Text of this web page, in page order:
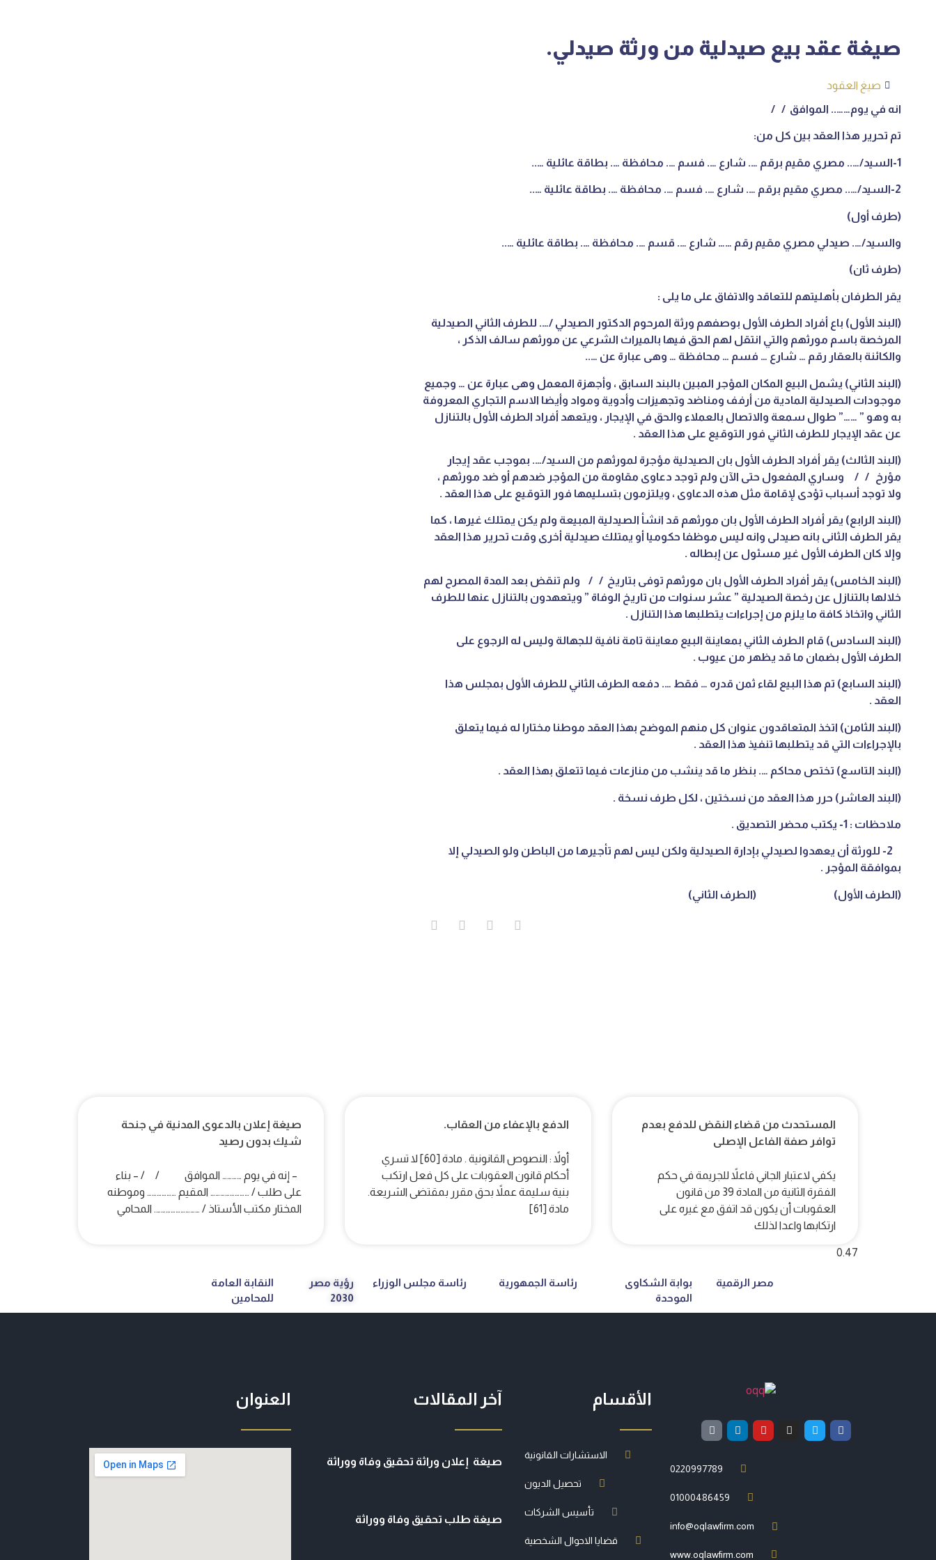
صيغة عقد بيع صيدلية من ورثة صيدلي.
صيغ العقود
انه في يوم…….. الموافق / /
تم تحرير هذا العقد بين كل من:
1-السيد/….. مصري مقيم برقم …. شارع …. فسم …. محافظة …. بطاقة عائلية …..
2-السيد/….. مصري مقيم برقم …. شارع …. فسم …. محافظة …. بطاقة عائلية …..
(طرف أول)
والسيد/…. صيدلي مصري مقيم رقم …… شارع …. قسم …. محافظة …. بطاقة عائلية …..
(طرف ثان)
يقر الطرفان بأهليتهم للتعاقد والاتفاق على ما يلى :
(البند الأول) باع أفراد الطرف الأول بوصفهم ورثة المرحوم الدكتور الصيدلي /…. للطرف الثاني الصيدلية
المرخصة باسم مورثهم والتي انتقل لهم الحق فيها بالميراث الشرعي عن مورثهم سالف الذكر ،
والكائنة بالعقار رقم … شارع … فسم … محافظة … وهى عبارة عن …..
(البند الثاني) يشمل البيع المكان المؤجر المبين بالبند السابق ، وأجهزة المعمل وهى عبارة عن … وجميع
موجودات الصيدلية المادية من أرفف ومناضد وتجهيزات وأدوية ومواد وأيضا الاسم التجاري المعروفة
به وهو ” ……” طوال سمعة والاتصال بالعملاء والحق في الإيجار ، ويتعهد أفراد الطرف الأول بالتنازل
عن عقد الإيجار للطرف الثاني فور التوقيع على هذا العقد .
(البند الثالث) يقر أفراد الطرف الأول بان الصيدلية مؤجرة لمورثهم من السيد/…. بموجب عقد إيجار
مؤرخ / / وساري المفعول حتى الآن ولم توجد دعاوى مقاومة من المؤجر ضدهم أو ضد مورثهم ،
ولا توجد أسباب تؤدى لإقامة مثل هذه الدعاوى ، ويلتزمون بتسليمها فور التوقيع على هذا العقد .
(البند الرابع) يقر أفراد الطرف الأول بان مورثهم قد انشأ الصيدلية المبيعة ولم يكن يمتلك غيرها ، كما
يقر الطرف الثانى بانه صيدلى وانه ليس موظفا حكوميا أو يمتلك صيدلية أخرى وقت تحرير هذا العقد
وإلا كان الطرف الأول غير مسئول عن إبطاله .
(البند الخامس) يقر أفراد الطرف الأول بان مورثهم توفى بتاريخ / / ولم تنقض بعد المدة المصرح لهم
خلالها بالتنازل عن رخصة الصيدلية ” عشر سنوات من تاريخ الوفاة ” ويتعهدون بالتنازل عنها للطرف
الثاني واتخاذ كافة ما يلزم من إجراءات يتطلبها هذا التنازل .
(البند السادس) قام الطرف الثاني بمعاينة البيع معاينة تامة نافية للجهالة وليس له الرجوع على
الطرف الأول بضمان ما قد يظهر من عيوب .
(البند السابع) تم هذا البيع لقاء ثمن قدره … فقط …. دفعه الطرف الثاني للطرف الأول بمجلس هذا
العقد .
(البند الثامن) اتخذ المتعاقدون عنوان كل منهم الموضح بهذا العقد موطنا مختارا له فيما يتعلق
بالإجراءات التي قد يتطلبها تنفيذ هذا العقد .
(البند التاسع) تختص محاكم …. بنظر ما قد ينشب من منازعات فيما تتعلق بهذا العقد .
(البند العاشر) حرر هذا العقد من نسختين ، لكل طرف نسخة .
ملاحظات : 1- يكتب محضر التصديق .
2- للورثة أن يعهدوا لصيدلي بإدارة الصيدلية ولكن ليس لهم تأجيرها من الباطن ولو الصيدلي إلا
بموافقة المؤجر .
(الطرف الأول) (الطرف الثاني)
المستحدث من قضاء النقض للدفع بعدم
توافر صفة الفاعل الإصلى
يكفي لاعتبار الجاني فاعلاً للجريمة في حكم
الفقرة الثانية من المادة 39 من قانون
العقوبات أن يكون قد اتفق مع غيره على
ارتكابها واعدا لذلك
الدفع بالإعفاء من العقاب.
أولاً : النصوص القانونية . مادة [60] لا تسري
أحكام قانون العقوبات على كل فعل ارتكب
بنية سليمة عملاً بحق مقرر بمقتضى الشريعة.
مادة [61]
صيغة إعلان بالدعوى المدنية في جنحة
شيك بدون رصيد
– إنه في يوم ………… الموافق / / – بناء
على طلب / …………………… المقيم ……………… وموطنه
المختار مكتب الأستاذ / ………………………. المحامي
مصر الرقمية
بوابة الشكاوى
الموحدة
رئاسة الجمهورية رئاسة مجلس الوزراء
رؤية مصر
2030
النقابة العامة
للمحامين
0220997789
01000486459
info@oqlawfirm.com
www.oqlawfirm.com
الأقسام
الاستشارات القانونية
تحصيل الديون
تأسيس الشركات
قضايا الاحوال الشخصية
آخر المقالات
صيغة إعلان وراثة تحقيق وفاة ووراثة
صيغة طلب تحقيق وفاة ووراثة
العنوان